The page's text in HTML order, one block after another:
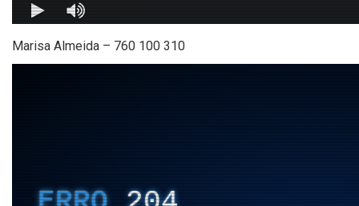
Marisa Almeida – 760 100 310